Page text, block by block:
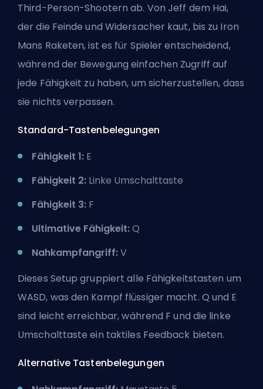
Third-Person-Shootern ab. Von Jeff dem Hai,
der die Feinde und Widersacher kaut, bis zu Iron
Mans Raketen, ist es für Spieler entscheidend,
während der Bewegung einfachen Zugriff auf
jede Fähigkeit zu haben, um sicherzustellen, dass
sie nichts verpassen.
Standard-Tastenbelegungen
Fähigkeit 1: E
Fähigkeit 2: Linke Umschalttaste
Fähigkeit 3: F
Ultimative Fähigkeit:Q
Nahkampfangriff:V
Dieses Setup gruppiert alle Fähigkeitstasten um
WASD, was den Kampf flüssiger macht. Q und E
sind leicht erreichbar, während F und die linke
Umschalttaste ein taktiles Feedback bieten.
Alternative Tastenbelegungen